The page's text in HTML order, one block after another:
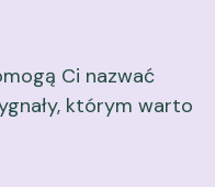
Ci nazwać
którym warto